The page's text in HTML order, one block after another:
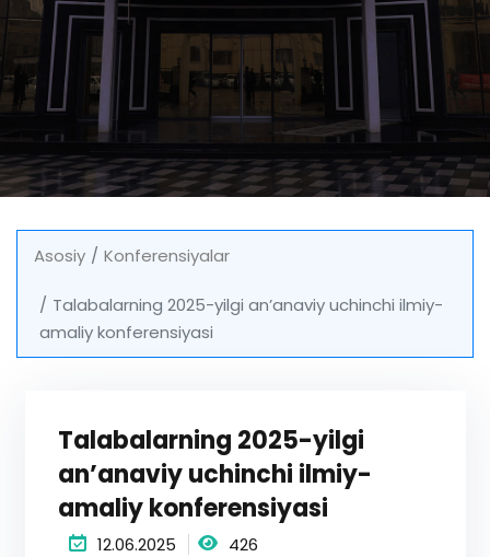
Asosiy Konferensiyalar
Talabalarning 2025-yilgi an’anaviy uchinchi ilmiy-
amaliy konferensiyasi
Talabalarning 2025-yilgi
an’anaviy uchinchi ilmiy-
amaliy konferensiyasi
12.06.2025 426